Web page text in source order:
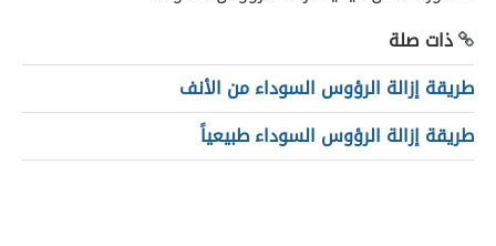
ذات صلة
طريقة إزالة الرؤوس السوداء من الأنف
طريقة إزالة الرؤوس السوداء طبيعياً